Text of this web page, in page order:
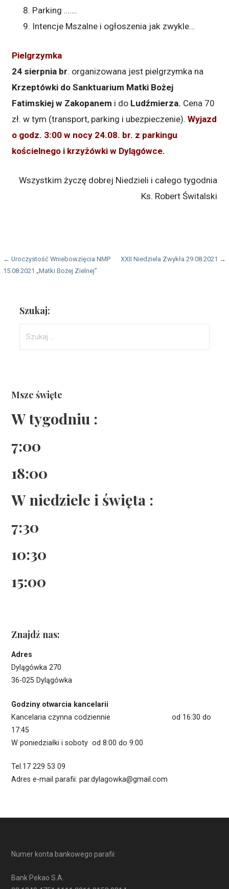
Parking …….
Intencje Mszalne i ogłoszenia jak zwykle…
Pielgrzymka
24 sierpnia br. organizowana jest pielgrzymka na
Krzeptówki do Sanktuarium Matki Bożej
Fatimskiej w Zakopanem i do Ludźmierza. Cena 70
zł. w tym (transport, parking i ubezpieczenie).Wyjazd
o godz. 3:00 w nocy 24.08. br. z parkingu
kościelnego i krzyżówki w Dylągówce.
Wszystkim życzę dobrej Niedzieli i całego tygodnia
Ks. Robert Świtalski
Nawigacja
wpisu
← Uroczystość Wniebowzięcia NMP
15.08.2021 „Matki Bożej Zielnej”
XXII Niedziela Zwykła 29.08.2021 →
Szukaj:
Msze święte
W tygodniu :
7:00
18:00
W niedziele i święta :
7:30
10:30
15:00
Znajdź nas:
Adres
Dylągówka 270
36-025 Dylągówka
Godziny otwarcia kancelarii
Kancelaria czynna codziennie od 16:30 do
17:45
W poniedziałki i soboty od 8:00 do 9:00
Tel.17 229 53 09
Adres e-mail parafii: par.dylagowka@gmail.com
Numer konta bankowego parafii:
Bank Pekao S.A.